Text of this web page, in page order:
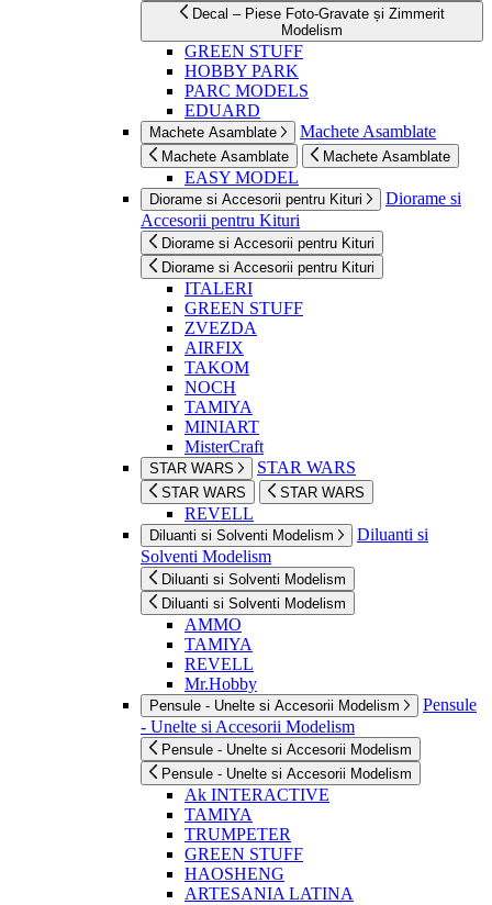
Decal – Piese Foto-Gravate și Zimmerit
Modelism
GREEN STUFF
HOBBY PARK
PARC MODELS
EDUARD
Machete Asamblate Machete Asamblate
Machete Asamblate Machete Asamblate
EASY MODEL
Diorame si Accesorii pentru Kituri
Diorame si
Accesorii pentru Kituri
Diorame si Accesorii pentru Kituri
Diorame si Accesorii pentru Kituri
ITALERI
GREEN STUFF
ZVEZDA
AIRFIX
TAKOM
NOCH
TAMIYA
MINIART
MisterCraft
STAR WARS STAR WARS
STAR WARS STAR WARS
REVELL
Diluanti si Solventi Modelism
Diluanti si
Solventi Modelism
Diluanti si Solventi Modelism
Diluanti si Solventi Modelism
AMMO
TAMIYA
REVELL
Mr.Hobby
Pensule - Unelte si Accesorii Modelism
Pensule
- Unelte si Accesorii Modelism
Pensule - Unelte si Accesorii Modelism
Pensule - Unelte si Accesorii Modelism
Ak INTERACTIVE
TAMIYA
TRUMPETER
GREEN STUFF
HAOSHENG
ARTESANIA LATINA